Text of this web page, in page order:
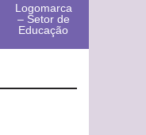
Logomarca
– Setor de
Educação